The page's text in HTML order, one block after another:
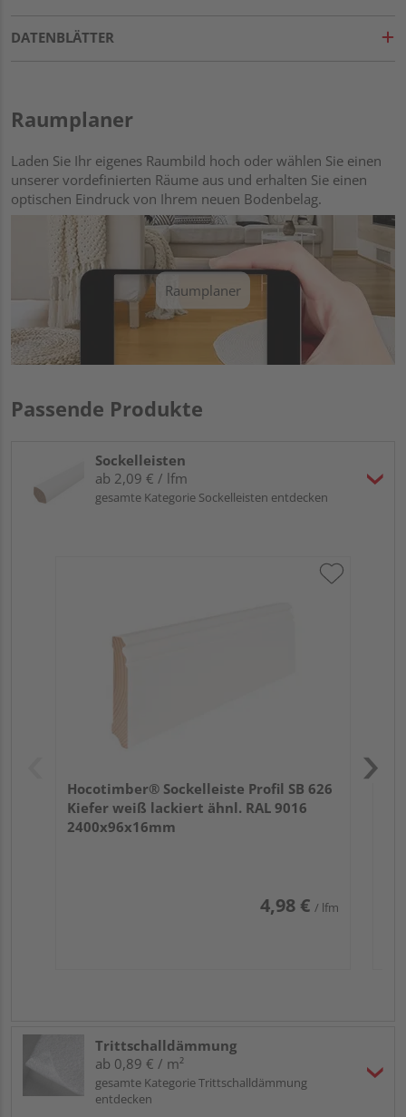
DATENBLÄTTER
Raumplaner
Laden Sie Ihr eigenes Raumbild hoch oder wählen Sie einen
unserer vordefinierten Räume aus und erhalten Sie einen
optischen Eindruck von Ihrem neuen Bodenbelag.
Raumplaner
Passende Produkte
Sockelleisten
ab 2,09 € / lfm
gesamte Kategorie Sockelleisten entdecken
Hocotimber® Sockelleiste Profil SB 626
Kiefer weiß lackiert ähnl. RAL 9016
2400x96x16mm
4,98 € / lfm
Trittschalldämmung
ab 0,89 € / m²
gesamte Kategorie Trittschalldämmung
entdecken